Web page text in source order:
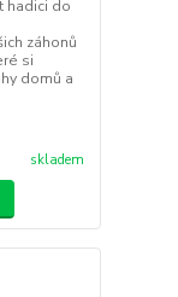
hadici do
záhonů
si
domů a
skladem